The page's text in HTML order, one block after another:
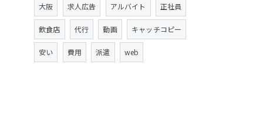
大阪 求人広告 アルバイト 正社員
飲食店 代行 動画 キャッチコピー
安い 費用 派遣 web